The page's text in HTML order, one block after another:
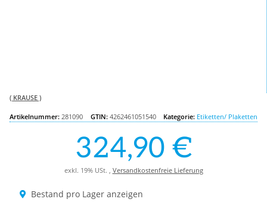
( KRAUSE )
Artikelnummer: 281090 GTIN: 4262461051540 Kategorie: Etiketten/ Plaketten
324,90 €
exkl. 19% USt. , Versandkostenfreie Lieferung
Bestand pro Lager anzeigen